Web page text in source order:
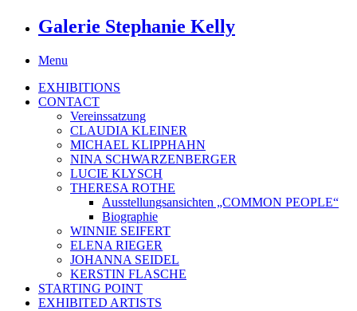
Galerie Stephanie Kelly
Menu
EXHIBITIONS
CONTACT
Vereinssatzung
CLAUDIA KLEINER
MICHAEL KLIPPHAHN
NINA SCHWARZENBERGER
LUCIE KLYSCH
THERESA ROTHE
Ausstellungsansichten „COMMON PEOPLE“
Biographie
WINNIE SEIFERT
ELENA RIEGER
JOHANNA SEIDEL
KERSTIN FLASCHE
STARTING POINT
EXHIBITED ARTISTS